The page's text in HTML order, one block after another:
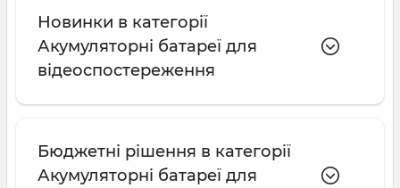
Новинки в категорії
Акумуляторні батареї для
відеоспостереження
Бюджетні рішення в категорії
Акумуляторні батареї для